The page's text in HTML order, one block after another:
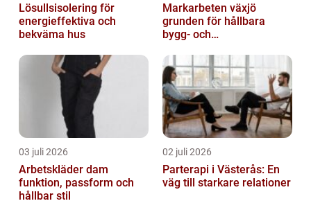
Lösullsisolering för
energieffektiva och
bekväma hus
Markarbeten växjö
grunden för hållbara
bygg- och
03 juli 2026
Arbetskläder dam
funktion, passform och
hållbar stil
02 juli 2026
Parterapi i Västerås: En
väg till starkare relationer